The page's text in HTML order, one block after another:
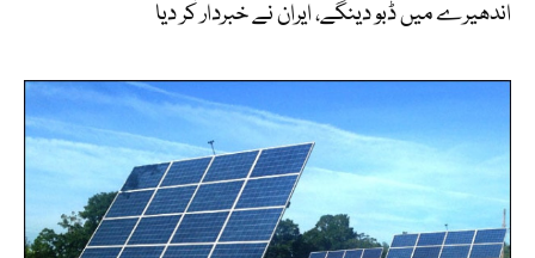
اندھیرے میں ڈبو دینگے، ایران نے خبردار کر دیا